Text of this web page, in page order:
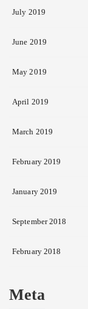
July 2019
June 2019
May 2019
April 2019
March 2019
February 2019
January 2019
September 2018
February 2018
Meta